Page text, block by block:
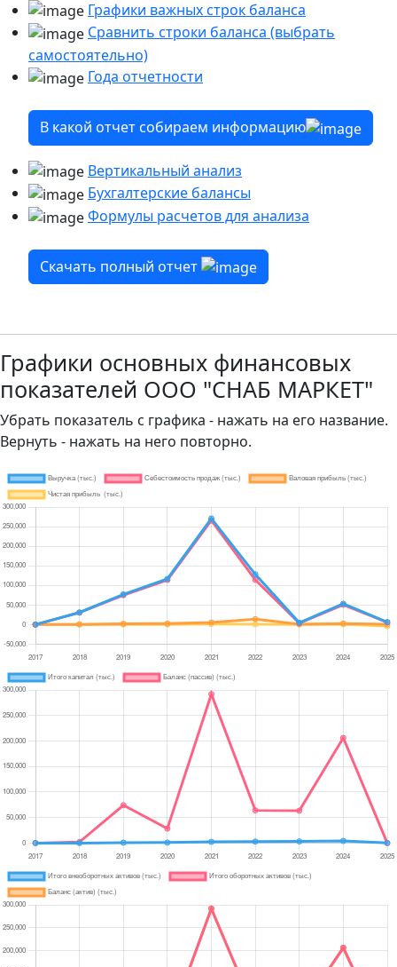
Графики важных строк баланса
Сравнить строки баланса (выбрать
самостоятельно)
Года отчетности
В какой отчет собираем информацию
Вертикальный анализ
Бухгалтерские балансы
Формулы расчетов для анализа
Скачать полный отчет
Графики основных финансовых
показателей ООО "СНАБ МАРКЕТ"
Убрать показатель с графика - нажать на его название.
Вернуть - нажать на него повторно.